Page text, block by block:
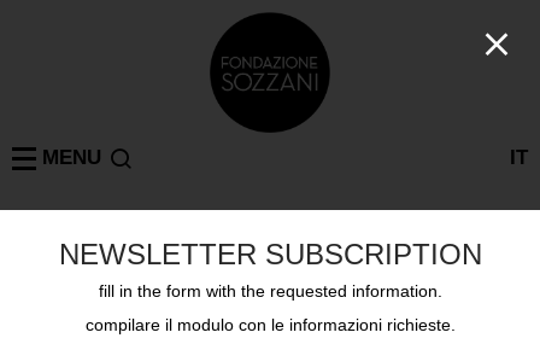
IT
MENU
SHEILA METZNER
NEWSLETTER SUBSCRIPTION
fill in the form with the requested information.
compilare il modulo con le informazioni richieste.